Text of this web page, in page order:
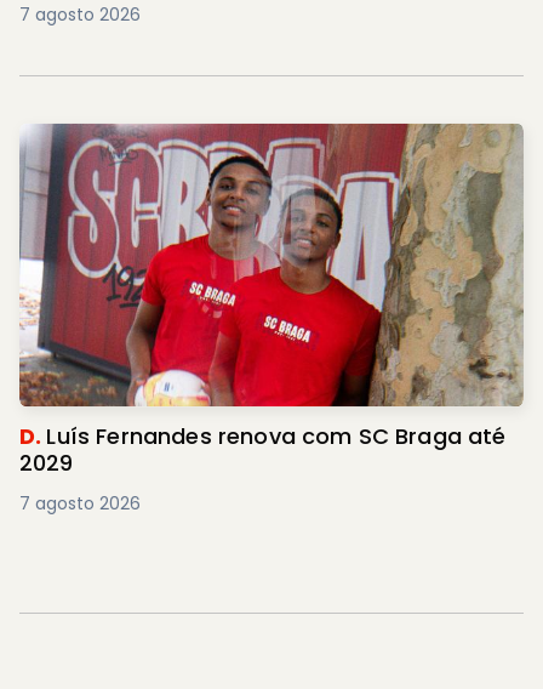
7 agosto 2026
D. Luís Fernandes renova com SC Braga até
2029
7 agosto 2026